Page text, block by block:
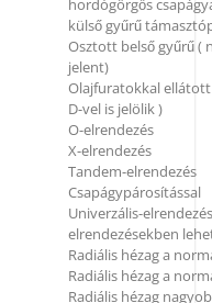
hordógörgős
külső gyűrű
Osztott belső gyűrű (
jelent)
Olajfuratokkal
D-vel is jelölik )
O-elrendezés
X-elrendezés
Tandem-elrendezés
Csapágypárosítással
Univerzális-
elrendezésekben
Radiális hézag a
Radiális hézag a
Radiális hézag